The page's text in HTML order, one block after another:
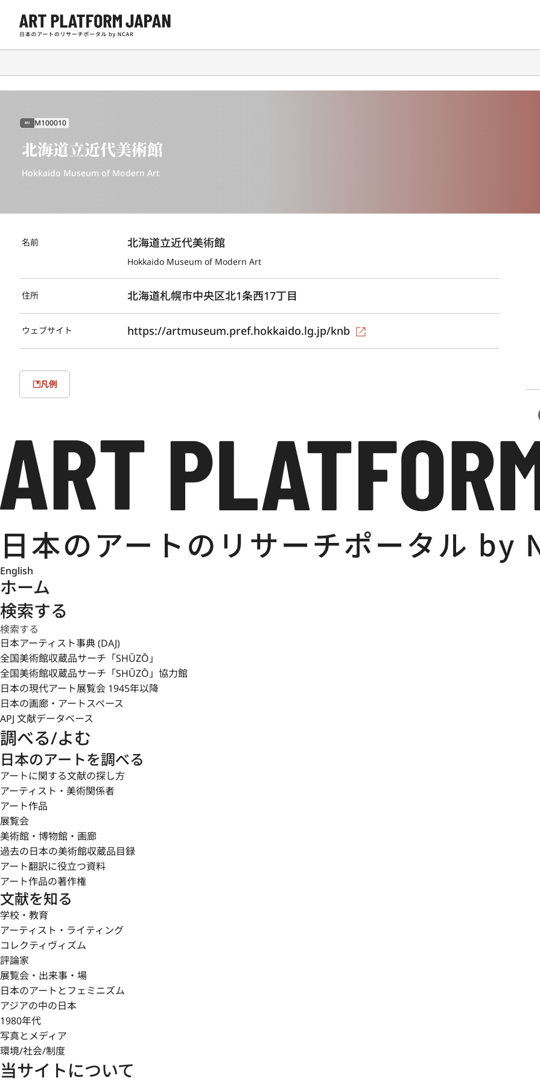
APJM100010
北海道立近代美術館
Hokkaido Museum of Modern Art
名前 北海道立近代美術館
Hokkaido Museum of Modern Art
住所 北海道札幌市中央区北1条西17丁目
ウェブサイト https://artmuseum.pref.hokkaido.lg.jp/knb
凡例
English
ホーム
検索する
日本アーティスト事典 (DAJ)
全国美術館収蔵品サーチ「SHŪZŌ」
全国美術館収蔵品サーチ「SHŪZŌ」協力館
日本の現代アート展覧会 1945年以降
日本の画廊・アートスペース
APJ 文献データベース
調べる/よむ
日本のアートを調べる
アートに関する文献の探し方
アーティスト・美術関係者
アート作品
展覧会
美術館・博物館・画廊
過去の日本の美術館収蔵品目録
アート翻訳に役立つ資料
アート作品の著作権
文献を知る
学校・教育
アーティスト・ライティング
コレクティヴィズム
評論家
展覧会・出来事・場
日本のアートとフェミニズム
アジアの中の日本
1980年代
写真とメディア
環境/社会/制度
当サイトについて